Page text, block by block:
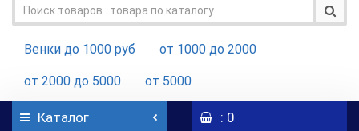
Венки до 1000 руб от 1000 до 2000
от 2000 до 5000 от 5000
Каталог : 0